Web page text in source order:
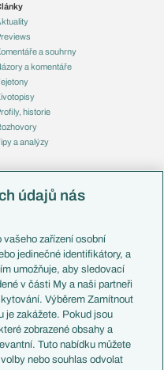
a souhrny
a komentáře
historie
a analýzy
údajů nás
vašeho zařízení osobní
jedinečné identifikátory, a
umožňuje, aby sledovací
v části My a naši partneři
Výběrem Zamítnout
je zakážete. Pokud jsou
zobrazené obsahy a
Tuto nabídku můžete
nebo souhlas odvolat